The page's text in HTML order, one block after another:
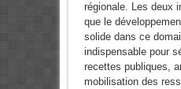
régionale. Les deux
que le
solide dans ce
indispensable pour
recettes publiques,
mobilisation des